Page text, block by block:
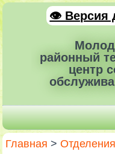
👁 Версия
районный
центр
Главная >Отделения